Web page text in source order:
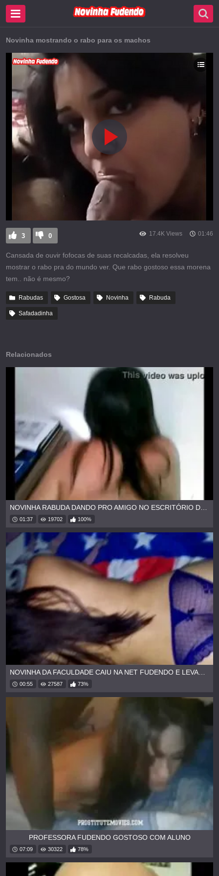
Novinha mostrando o rabo para os machos
3 0 17.4K Views 01:46
Cansada de ouvir fofocas de suas recalcadas, ela resolveu
mostrar o rabo pra do mundo ver. Que rabo gostoso essa morena
tem.. não é mesmo?
Rabudas Gostosa Novinha Rabuda
Safadadinha
Relacionados
01:37 19702 100%
00:55 27587 73%
PROFESSORA FUDENDO GOSTOSO COM ALUNO
07:09 30322 78%